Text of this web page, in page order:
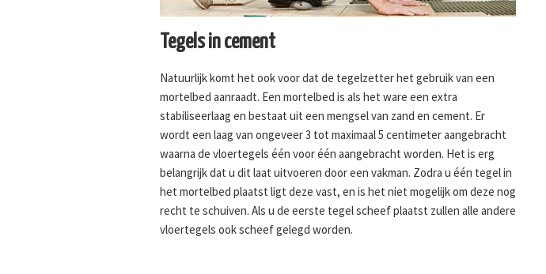
Tegels in cement
Natuurlijk komt het ook voor dat de tegelzetter het gebruik van een
mortelbed aanraadt. Een mortelbed is als het ware een extra
stabiliseerlaag en bestaat uit een mengsel van zand en cement. Er
wordt een laag van ongeveer 3 tot maximaal 5 centimeter aangebracht
waarna de vloertegels één voor één aangebracht worden. Het is erg
belangrijk dat u dit laat uitvoeren door een vakman. Zodra u één tegel in
het mortelbed plaatst ligt deze vast, en is het niet mogelijk om deze nog
recht te schuiven. Als u de eerste tegel scheef plaatst zullen alle andere
vloertegels ook scheef gelegd worden.